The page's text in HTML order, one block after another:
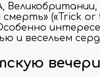
смерть» («Trick
и весельем